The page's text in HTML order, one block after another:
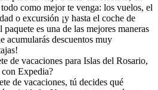
como mejor te venga: los vuelos, el
o excursión ¡y hasta el coche de
es una de las mejores maneras
acumularás descuentos muy
de vacaciones para Islas del Rosario,
con Expedia?
de vacaciones, tú decides qué